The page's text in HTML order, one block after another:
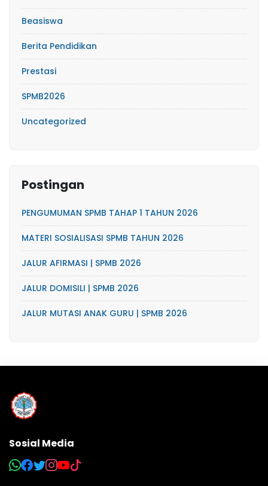
Beasiswa
Berita Pendidikan
Prestasi
SPMB2026
Uncategorized
Postingan
PENGUMUMAN SPMB TAHAP 1 TAHUN 2026
MATERI SOSIALISASI SPMB TAHUN 2026
JALUR AFIRMASI | SPMB 2026
JALUR DOMISILI | SPMB 2026
JALUR MUTASI ANAK GURU | SPMB 2026
Sosial Media